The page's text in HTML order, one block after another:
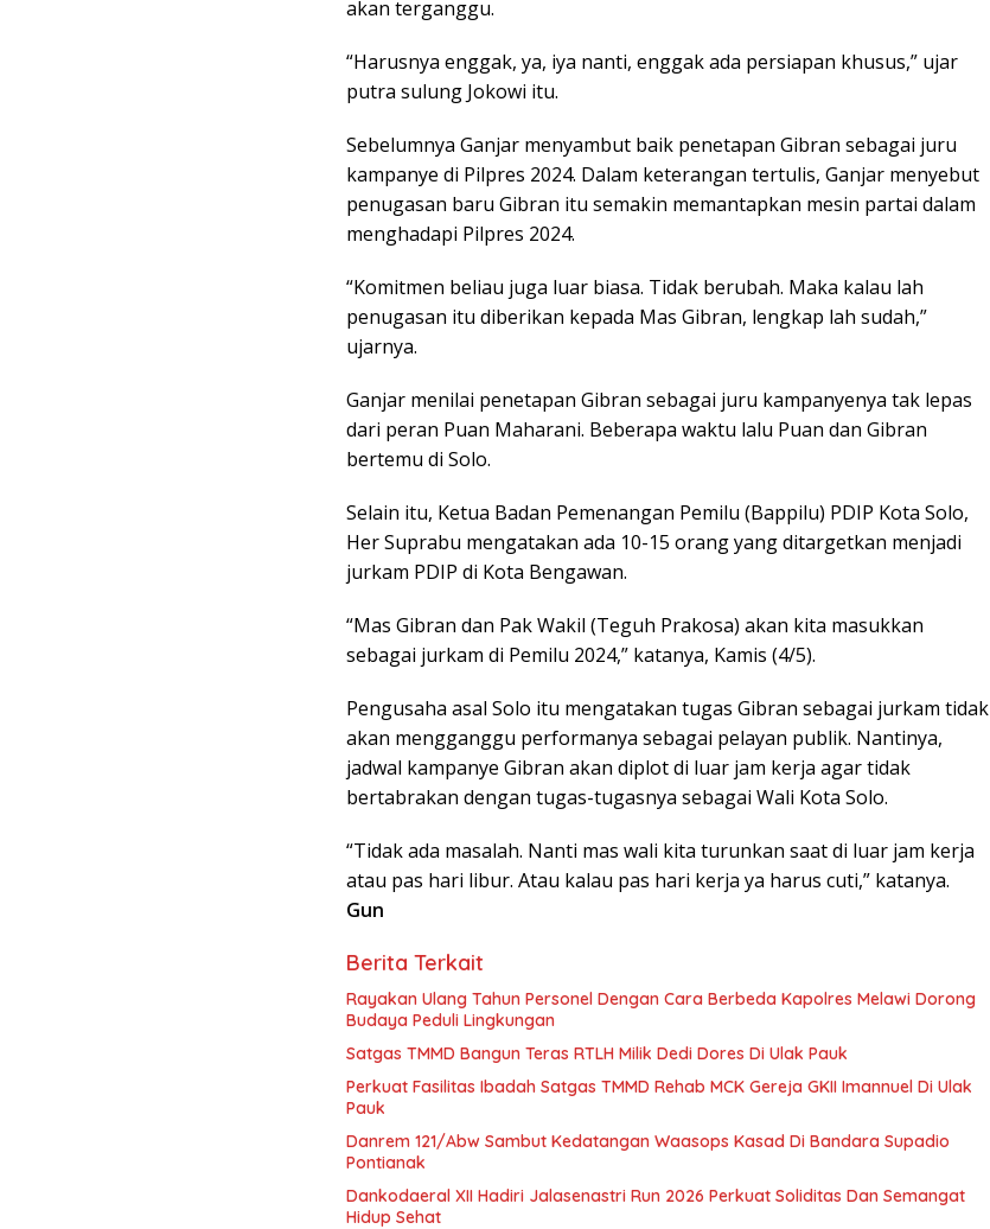
akan terganggu.
“Harusnya enggak, ya, iya nanti, enggak ada persiapan khusus,” ujar
putra sulung Jokowi itu.
Sebelumnya Ganjar menyambut baik penetapan Gibran sebagai juru
kampanye di Pilpres 2024. Dalam keterangan tertulis, Ganjar menyebut
penugasan baru Gibran itu semakin memantapkan mesin partai dalam
menghadapi Pilpres 2024.
“Komitmen beliau juga luar biasa. Tidak berubah. Maka kalau lah
penugasan itu diberikan kepada Mas Gibran, lengkap lah sudah,”
ujarnya.
Ganjar menilai penetapan Gibran sebagai juru kampanyenya tak lepas
dari peran Puan Maharani. Beberapa waktu lalu Puan dan Gibran
bertemu di Solo.
Selain itu, Ketua Badan Pemenangan Pemilu (Bappilu) PDIP Kota Solo,
Her Suprabu mengatakan ada 10-15 orang yang ditargetkan menjadi
jurkam PDIP di Kota Bengawan.
“Mas Gibran dan Pak Wakil (Teguh Prakosa) akan kita masukkan
sebagai jurkam di Pemilu 2024,” katanya, Kamis (4/5).
Pengusaha asal Solo itu mengatakan tugas Gibran sebagai jurkam tidak
akan mengganggu performanya sebagai pelayan publik. Nantinya,
jadwal kampanye Gibran akan diplot di luar jam kerja agar tidak
bertabrakan dengan tugas-tugasnya sebagai Wali Kota Solo.
“Tidak ada masalah. Nanti mas wali kita turunkan saat di luar jam kerja
atau pas hari libur. Atau kalau pas hari kerja ya harus cuti,” katanya.
Gun
Berita Terkait
Rayakan Ulang Tahun Personel Dengan Cara Berbeda Kapolres Melawi Dorong
Budaya Peduli Lingkungan
Satgas TMMD Bangun Teras RTLH Milik Dedi Dores Di Ulak Pauk
Perkuat Fasilitas Ibadah Satgas TMMD Rehab MCK Gereja GKII Imannuel Di Ulak
Pauk
Danrem 121/Abw Sambut Kedatangan Waasops Kasad Di Bandara Supadio
Pontianak
Dankodaeral XII Hadiri Jalasenastri Run 2026 Perkuat Soliditas Dan Semangat
Hidup Sehat